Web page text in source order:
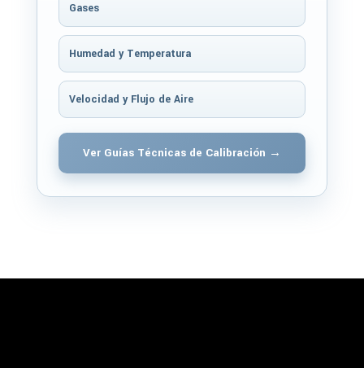
Gases
Humedad y Temperatura
Velocidad y Flujo de Aire
Ver Guías Técnicas de Calibración →